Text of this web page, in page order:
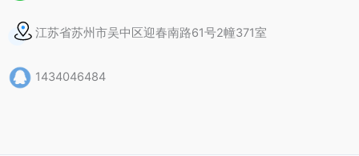
江苏省苏州市吴中区迎春南路61号2幢371室
1434046484